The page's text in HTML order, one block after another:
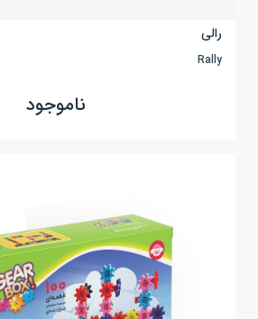
رالی
Rally
ناموجود